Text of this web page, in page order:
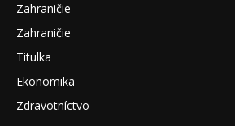
Zahraničie
Zahraničie
Titulka
Ekonomika
Zdravotníctvo